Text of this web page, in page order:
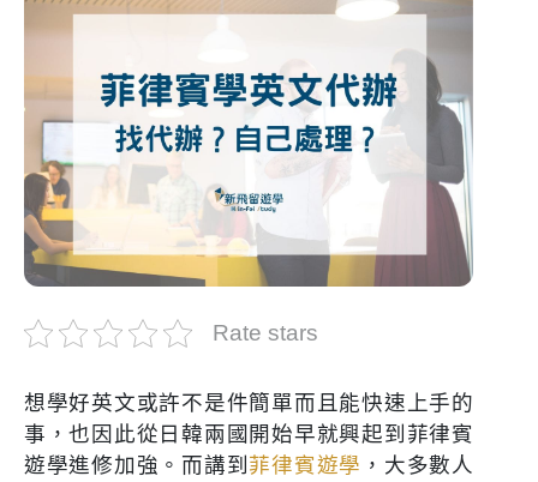
Rate stars
想學好英文或許不是件簡單而且能快速上手的
事，也因此從日韓兩國開始早就興起到菲律賓
遊學進修加強。而講到 菲律賓遊學 ，大多數人